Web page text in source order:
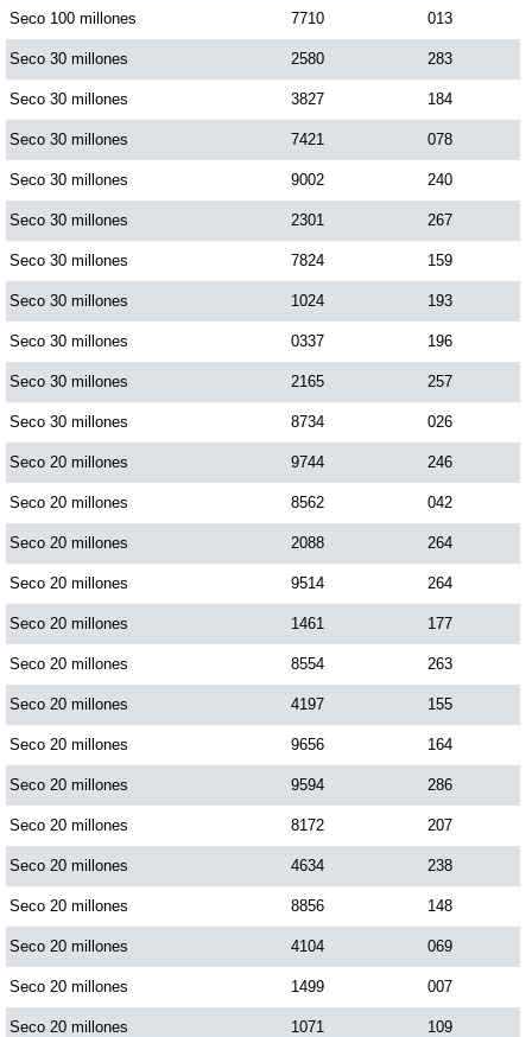
Seco 100 millones 7710 013
Seco 30 millones 2580 283
Seco 30 millones 3827 184
Seco 30 millones 7421 078
Seco 30 millones 9002 240
Seco 30 millones 2301 267
Seco 30 millones 7824 159
Seco 30 millones 1024 193
Seco 30 millones 0337 196
Seco 30 millones 2165 257
Seco 30 millones 8734 026
Seco 20 millones 9744 246
Seco 20 millones 8562 042
Seco 20 millones 2088 264
Seco 20 millones 9514 264
Seco 20 millones 1461 177
Seco 20 millones 8554 263
Seco 20 millones 4197 155
Seco 20 millones 9656 164
Seco 20 millones 9594 286
Seco 20 millones 8172 207
Seco 20 millones 4634 238
Seco 20 millones 8856 148
Seco 20 millones 4104 069
Seco 20 millones 1499 007
Seco 20 millones 1071 109